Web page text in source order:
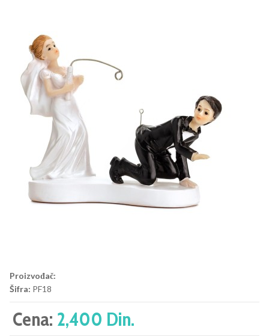
Proizvođač:
Šifra: PF18
Cena: 2,400 Din.